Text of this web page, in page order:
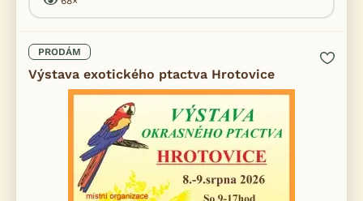
PRODÁM
Výstava exotického ptactva Hrotovice